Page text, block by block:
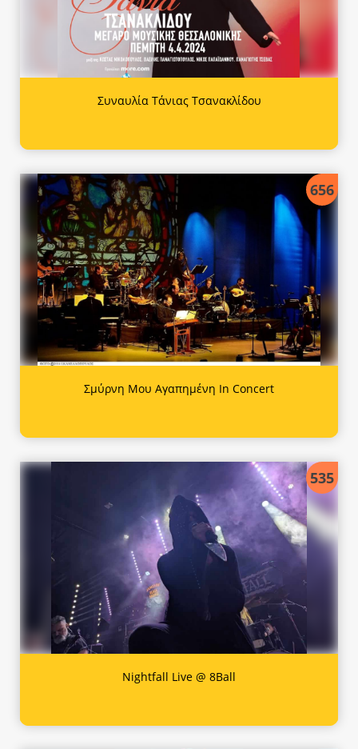
Συναυλία Τάνιας Τσανακλίδου
656
Σμύρνη Μου Αγαπημένη In Concert
535
Nightfall Live @ 8Ball